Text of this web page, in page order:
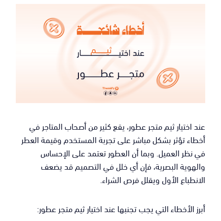
عند اختيار ثيم متجر عطور، يقع كثير من أصحاب المتاجر في
أخطاء تؤثر بشكل مباشر على تجربة المستخدم وقيمة العطر
في نظر العميل. وبما أن العطور تعتمد على الإحساس
والهوية البصرية، فإن أي خلل في التصميم قد يضعف
الانطباع الأول ويقلل فرص الشراء.
أبرز الأخطاء التي يجب تجنبها عند اختيار ثيم متجر عطور: